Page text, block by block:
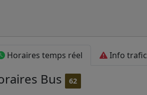
Horaires temps réel Info trafic
Bus 62